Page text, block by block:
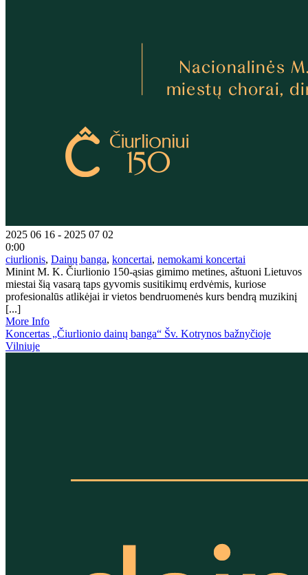
2025 06 16 - 2025 07 02
0:00
ciurlionis, Dainų banga, koncertai, nemokami koncertai
Minint M. K. Čiurlionio 150-ąsias gimimo metines, aštuoni Lietuvos
miestai šią vasarą taps gyvomis susitikimų erdvėmis, kuriose
profesionalūs atlikėjai ir vietos bendruomenės kurs bendrą muzikinį
[...]
More Info
Koncertas „Čiurlionio dainų banga“ Šv. Kotrynos bažnyčioje
Vilniuje